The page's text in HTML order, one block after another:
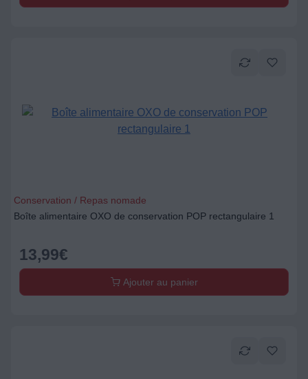
Conservation / Repas nomade
Boîte alimentaire OXO de conservation POP rectangulaire 1
13,99€
Ajouter au panier